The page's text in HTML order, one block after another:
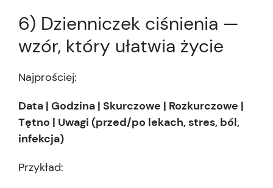
6) Dzienniczek ciśnienia —
wzór, który ułatwia życie
Najprościej:
Data | Godzina | Skurczowe | Rozkurczowe |
Tętno | Uwagi (przed/po lekach, stres, ból,
infekcja)
Przykład: